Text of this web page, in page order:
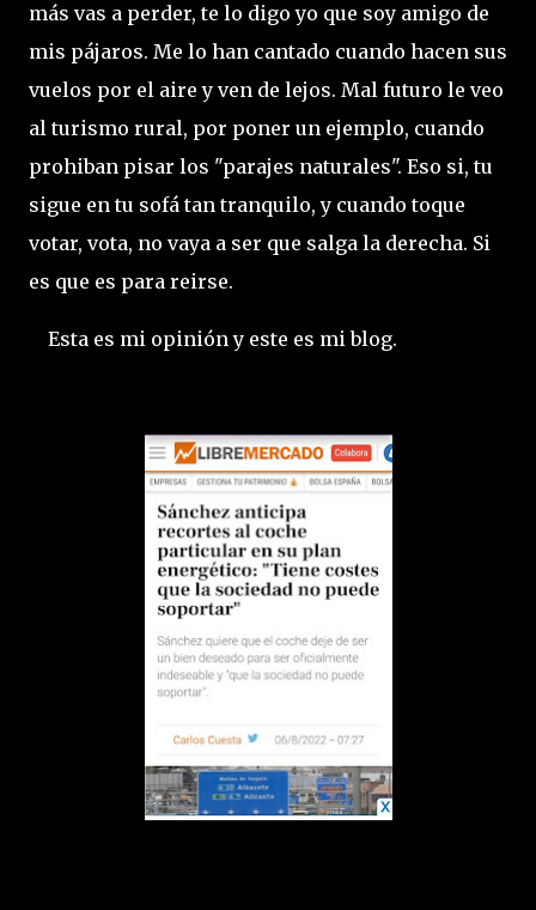
más vas a perder, te lo digo yo que soy amigo de
mis pájaros. Me lo han cantado cuando hacen sus
vuelos por el aire y ven de lejos. Mal futuro le veo
al turismo rural, por poner un ejemplo, cuando
prohiban pisar los "parajes naturales". Eso si, tu
sigue en tu sofá tan tranquilo, y cuando toque
votar, vota, no vaya a ser que salga la derecha. Si
es que es para reirse.
Esta es mi opinión y este es mi blog.